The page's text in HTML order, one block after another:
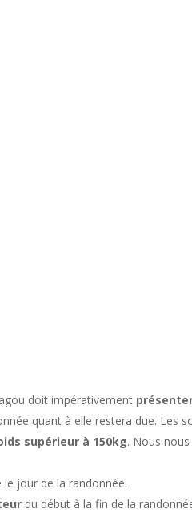
doit impérativement
quant à elle restera due. Les
supérieur à 150kg. Nous
jour de la randonnée.
du début à la fin de la